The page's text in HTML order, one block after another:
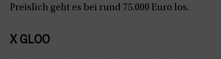
Preislich geht es bei rund 75.000 Euro los.
X GLOO